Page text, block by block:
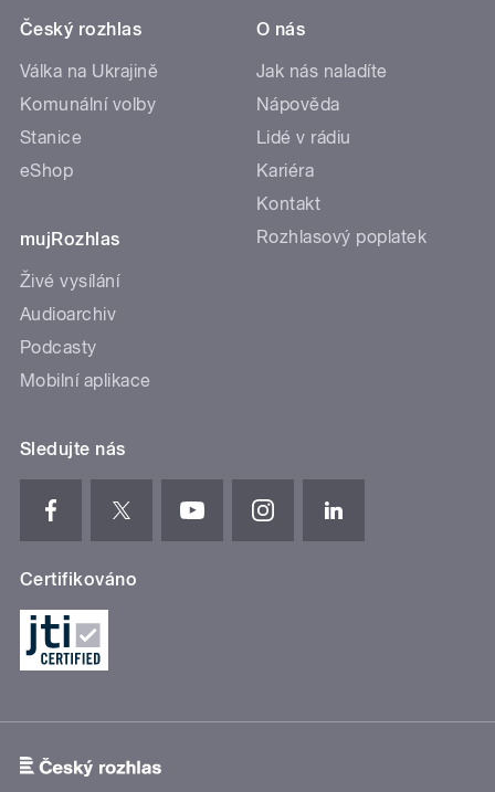
Český rozhlas
Válka na Ukrajině
Komunální volby
Stanice
eShop
mujRozhlas
Živé vysílání
Audioarchiv
Podcasty
Mobilní aplikace
O nás
Jak nás naladíte
Nápověda
Lidé v rádiu
Kariéra
Kontakt
Rozhlasový poplatek
Sledujte nás
Certifikováno